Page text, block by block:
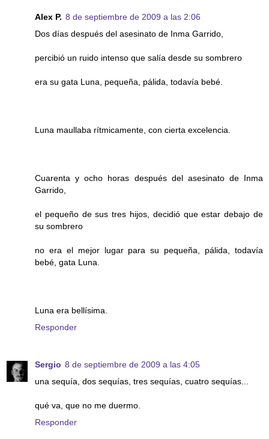
Alex P. 8 de septiembre de 2009 a las 2:06
Dos días después del asesinato de Inma Garrido,
percibió un ruido intenso que salía desde su sombrero
era su gata Luna, pequeña, pálida, todavía bebé.
Luna maullaba rítmicamente, con cierta excelencia.
Cuarenta y ocho horas después del asesinato de Inma
Garrido,
el pequeño de sus tres hijos, decidió que estar debajo de
su sombrero
no era el mejor lugar para su pequeña, pálida, todavía
bebé, gata Luna.
Luna era bellísima.
Responder
Sergio 8 de septiembre de 2009 a las 4:05
una sequía, dos sequías, tres sequías, cuatro sequías...
qué va, que no me duermo.
Responder